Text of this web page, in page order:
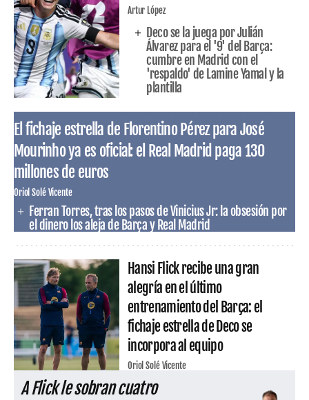
Artur López
Deco se la juega por Julián
Álvarez para el '9' del Barça:
cumbre en Madrid con el
'respaldo' de Lamine Yamal y la
plantilla
El fichaje estrella de Florentino Pérez para José
Mourinho ya es oficial: el Real Madrid paga 130
millones de euros
Oriol Solé Vicente
Ferran Torres, tras los pasos de Vinicius Jr: la obsesión por
el dinero los aleja de Barça y Real Madrid
Hansi Flick recibe una gran
alegría en el último
entrenamiento del Barça: el
fichaje estrella de Deco se
incorpora al equipo
Oriol Solé Vicente
A Flick le sobran cuatro